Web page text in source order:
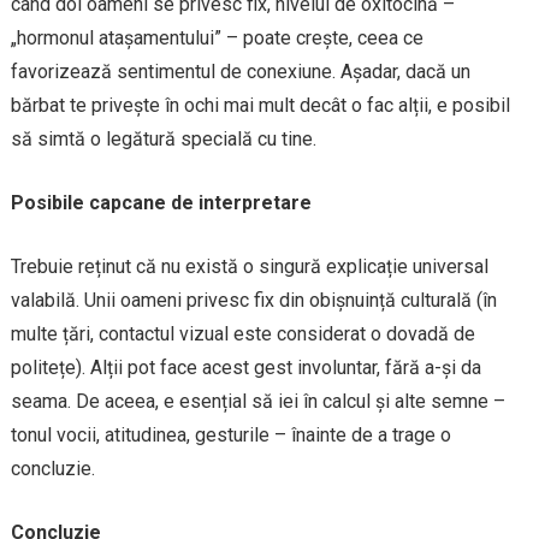
„hormonul atașamentului” – poate crește, ceea ce
favorizează sentimentul de conexiune. Așadar, dacă un
bărbat te privește în ochi mai mult decât o fac alții, e posibil
să simtă o legătură specială cu tine.
Posibile capcane de interpretare
Trebuie reținut că nu există o singură explicație universal
valabilă. Unii oameni privesc fix din obișnuință culturală (în
multe țări, contactul vizual este considerat o dovadă de
politețe). Alții pot face acest gest involuntar, fără a-și da
seama. De aceea, e esențial să iei în calcul și alte semne –
tonul vocii, atitudinea, gesturile – înainte de a trage o
concluzie.
Concluzie